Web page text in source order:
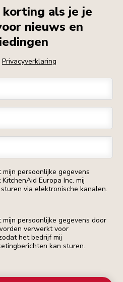
als je je
nieuws en
Privacyverklaring
persoonlijke gegevens
Europa Inc. mij
via elektronische kanalen.
persoonlijke gegevens door
verwerkt voor
het bedrijf mij
kan sturen.